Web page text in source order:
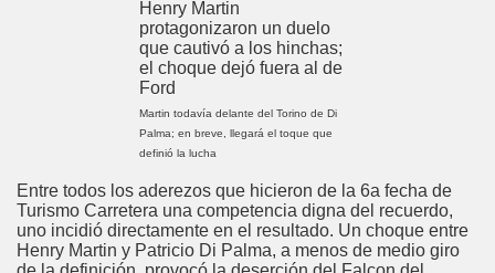
Martin todavía delante del Torino de Di
Palma; en breve, llegará el toque que
definió la lucha
Entre todos los aderezos que hicieron de la 6a fecha de
Turismo Carretera una competencia digna del recuerdo,
uno incidió directamente en el resultado. Un choque entre
Henry Martin y Patricio Di Palma, a menos de medio giro